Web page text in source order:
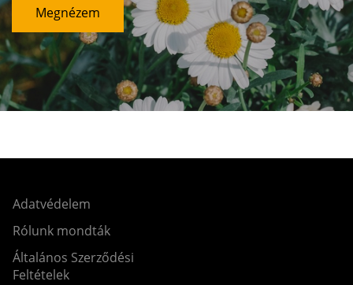
Megnézem
Adatvédelem
Rólunk mondták
Általános Szerződési
Feltételek